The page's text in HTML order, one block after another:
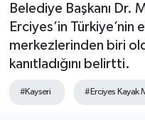
Belediye Başkanı Dr.
Erciyes’in Türkiye’nin
merkezlerinden biri
kanıtladığını belirtti.
#Kayseri #Erciyes Kayak
Gündem
Sağlık
Son Dakika